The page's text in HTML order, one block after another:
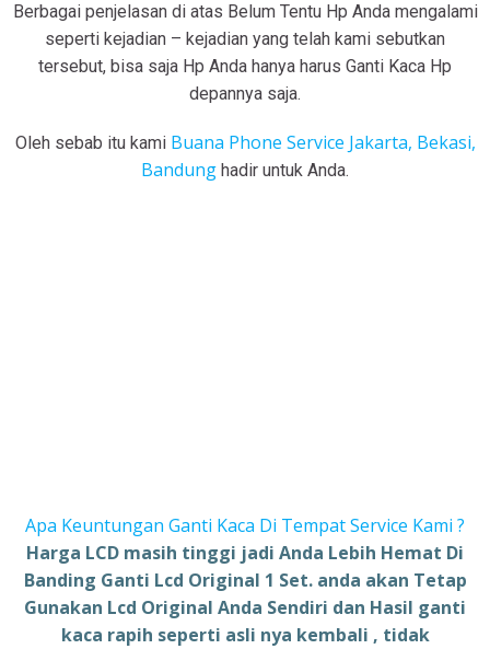
Berbagai penjelasan di atas Belum Tentu Hp Anda mengalami
seperti kejadian – kejadian yang telah kami sebutkan
tersebut, bisa saja Hp Anda hanya harus Ganti Kaca Hp
depannya saja.
Oleh sebab itu kami Buana Phone Service Jakarta, Bekasi,
Bandung hadir untuk Anda.
Apa Keuntungan Ganti Kaca Di Tempat Service Kami ?
Harga LCD masih tinggi jadi Anda Lebih Hemat Di
Banding Ganti Lcd Original 1 Set. anda akan Tetap
Gunakan Lcd Original Anda Sendiri dan Hasil ganti
kaca rapih seperti asli nya kembali , tidak